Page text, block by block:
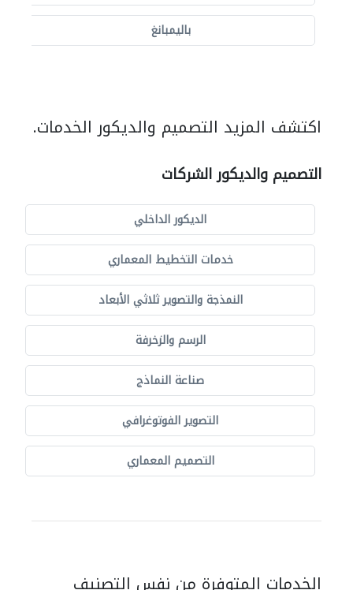
باليمبانغ
اكتشف المزيد التصميم والديكور الخدمات.
التصميم والديكور الشركات
الديكور الداخلي
خدمات التخطيط المعماري
النمذجة والتصوير ثلاثي الأبعاد
الرسم والزخرفة
صناعة النماذج
التصوير الفوتوغرافي
التصميم المعماري
الخدمات المتوفرة من نفس التصنيف